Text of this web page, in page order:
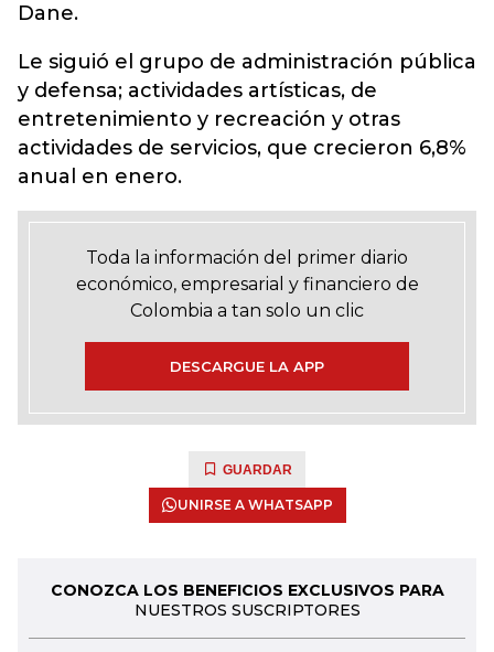
Dane.
Le siguió el grupo de administración pública
y defensa; actividades artísticas, de
entretenimiento y recreación y otras
actividades de servicios, que crecieron 6,8%
anual en enero.
Toda la información del primer diario
económico, empresarial y financiero de
Colombia a tan solo un clic
DESCARGUE LA APP
GUARDAR
UNIRSE A WHATSAPP
CONOZCA LOS BENEFICIOS EXCLUSIVOS PARA
NUESTROS SUSCRIPTORES